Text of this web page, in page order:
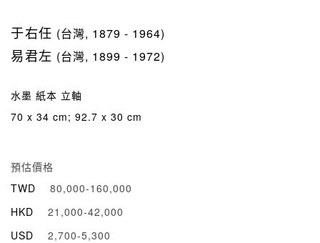
于右任 (台灣, 1879 - 1964)
易君左 (台灣, 1899 - 1972)
水墨 紙本 立軸
70 x 34 cm; 92.7 x 30 cm
預估價格
TWD
80,000-160,000
HKD
21,000-42,000
USD
2,700-5,300